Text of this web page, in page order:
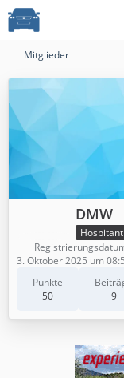
Mitglieder
DMW
Hospitant
Punkte
50
9
3. Oktober 2025 um